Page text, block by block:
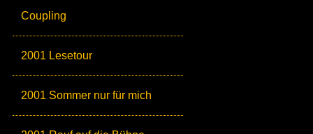
Coupling
2001 Lesetour
2001 Sommer nur für mich